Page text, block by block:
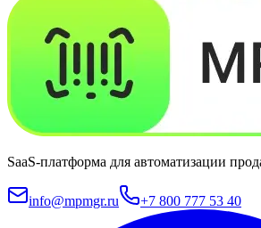
SaaS-платформа для автоматизации
info@mpmgr.ru +7 800 777 53 40